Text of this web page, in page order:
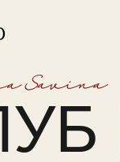
конференции